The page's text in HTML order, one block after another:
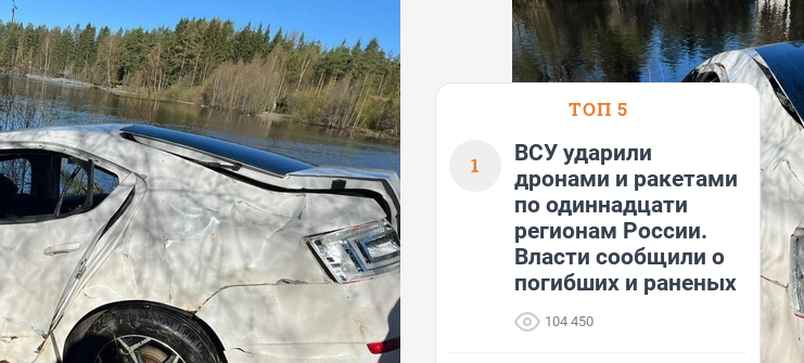
ТОП 5
1
ВСУ ударили
дронами и ракетами
по одиннадцати
регионам России.
Власти сообщили о
погибших и раненых
104 450